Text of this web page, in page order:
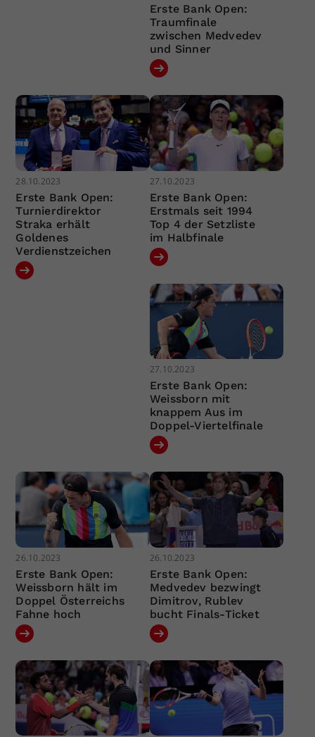
Erste Bank Open:
Traumfinale
zwischen Medvedev
und Sinner
28.10.2023
Erste Bank Open:
Turnierdirektor
Straka erhält
Goldenes
Verdienstzeichen
27.10.2023
Erste Bank Open:
Erstmals seit 1994
Top 4 der Setzliste
im Halbfinale
27.10.2023
Erste Bank Open:
Weissborn mit
knappem Aus im
Doppel-Viertelfinale
26.10.2023
Erste Bank Open:
Weissborn hält im
Doppel Österreichs
Fahne hoch
26.10.2023
Erste Bank Open:
Medvedev bezwingt
Dimitrov, Rublev
bucht Finals-Ticket